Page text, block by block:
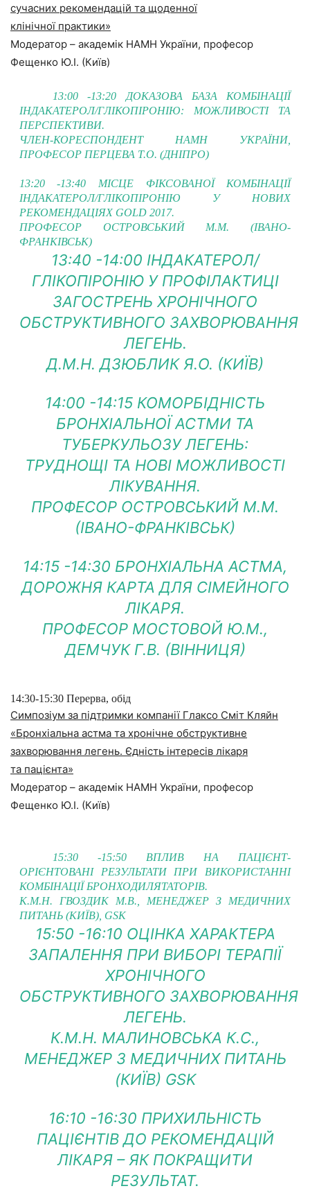
сучасних рекомендацій та щоденної
клінічної практики»
Модератор – академік НАМН України, професор
Фещенко Ю.І. (Київ)
13:00 -13:20 ДОКАЗОВА БАЗА КОМБІНАЦІЇ
ІНДАКАТЕРОЛ/ГЛІКОПІРОНІЮ: МОЖЛИВОСТІ ТА
ПЕРСПЕКТИВИ.
ЧЛЕН-КОРЕСПОНДЕНТ НАМН УКРАЇНИ,
ПРОФЕСОР ПЕРЦЕВА Т.О. (ДНІПРО)
13:20 -13:40 МІСЦЕ ФІКСОВАНОЇ КОМБІНАЦІЇ
ІНДАКАТЕРОЛ/ГЛІКОПІРОНІЮ У НОВИХ
РЕКОМЕНДАЦІЯХ GOLD 2017.
ПРОФЕСОР ОСТРОВСЬКИЙ М.М. (ІВАНО-
ФРАНКІВСЬК)
13:40 -14:00 ІНДАКАТЕРОЛ/
ГЛІКОПІРОНІЮ У ПРОФІЛАКТИЦІ
ЗАГОСТРЕНЬ ХРОНІЧНОГО
ОБСТРУКТИВНОГО ЗАХВОРЮВАННЯ
ЛЕГЕНЬ.
Д.М.Н. ДЗЮБЛИК Я.О. (КИЇВ)
14:00 -14:15 КОМОРБІДНІСТЬ
БРОНХІАЛЬНОЇ АСТМИ ТА
ТУБЕРКУЛЬОЗУ ЛЕГЕНЬ:
ТРУДНОЩІ ТА НОВІ МОЖЛИВОСТІ
ЛІКУВАННЯ.
ПРОФЕСОР ОСТРОВСЬКИЙ М.М.
(ІВАНО-ФРАНКІВСЬК)
14:15 -14:30 БРОНХІАЛЬНА АСТМА,
ДОРОЖНЯ КАРТА ДЛЯ СІМЕЙНОГО
ЛІКАРЯ.
ПРОФЕСОР МОСТОВОЙ Ю.М.,
ДЕМЧУК Г.В. (ВІННИЦЯ)
14:30-15:30 Перерва, обід
Симпозіум за підтримки компанії Глаксо Сміт Кляйн
«Бронхіальна астма та хронічне обструктивне
захворювання легень. Єдність інтересів лікаря
та пацієнта»
Модератор – академік НАМН України, професор
Фещенко Ю.І. (Київ)
15:30 -15:50 ВПЛИВ НА ПАЦІЄНТ-
ОРІЄНТОВАНІ РЕЗУЛЬТАТИ ПРИ ВИКОРИСТАННІ
КОМБІНАЦІЇ БРОНХОДИЛЯТАТОРІВ.
К.М.Н. ГВОЗДИК М.В., МЕНЕДЖЕР З МЕДИЧНИХ
ПИТАНЬ (КИЇВ), GSK
15:50 -16:10 ОЦІНКА ХАРАКТЕРА
ЗАПАЛЕННЯ ПРИ ВИБОРІ ТЕРАПІЇ
ХРОНІЧНОГО
ОБСТРУКТИВНОГО ЗАХВОРЮВАННЯ
ЛЕГЕНЬ.
К.М.Н. МАЛИНОВСЬКА К.С.,
МЕНЕДЖЕР З МЕДИЧНИХ ПИТАНЬ
(КИЇВ) GSK
16:10 -16:30 ПРИХИЛЬНІСТЬ
ПАЦІЄНТІВ ДО РЕКОМЕНДАЦІЙ
ЛІКАРЯ – ЯК ПОКРАЩИТИ
РЕЗУЛЬТАТ.